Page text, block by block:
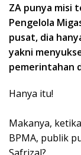
ZA punya misi
Pengelola
pusat, dia
yakni
pemerintahan
Hanya itu!
Makanya,
BPMA, publik
Safrizal?